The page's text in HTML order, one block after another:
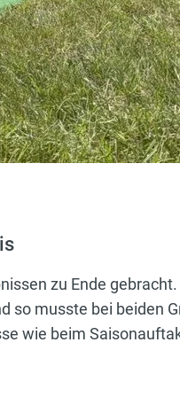
zu Ende gebracht.
so musste bei beiden
wie beim